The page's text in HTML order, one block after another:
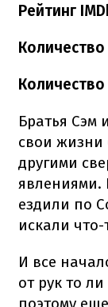
Рейтинг
Количество
Братья Сэм
свои жизни
другими
явлениями.
ездили по
искали
И все
от рук то
поэтому